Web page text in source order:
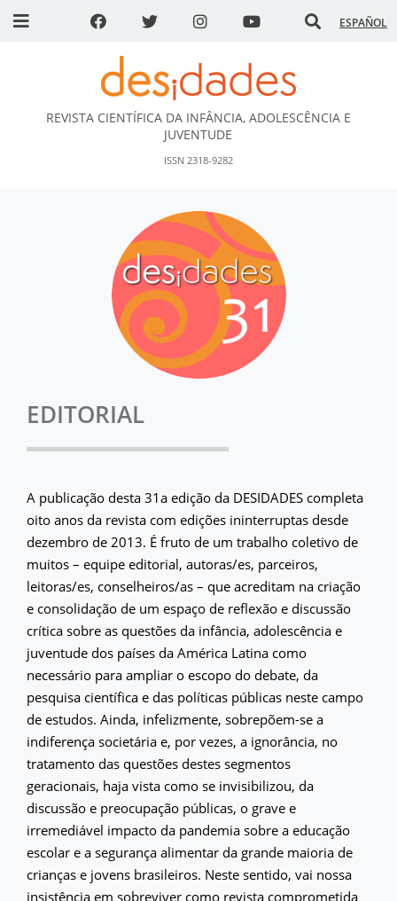
ESPAÑOL
DESidades
REVISTA CIENTÍFICA DA INFÂNCIA, ADOLESCÊNCIA E
JUVENTUDE
ISSN 2318-9282
EDITORIAL
A publicação desta 31a edição da DESIDADES completa
oito anos da revista com edições ininterruptas desde
dezembro de 2013. É fruto de um trabalho coletivo de
muitos – equipe editorial, autoras/es, parceiros,
leitoras/es, conselheiros/as – que acreditam na criação
e consolidação de um espaço de reflexão e discussão
crítica sobre as questões da infância, adolescência e
juventude dos países da América Latina como
necessário para ampliar o escopo do debate, da
pesquisa científica e das políticas públicas neste campo
de estudos. Ainda, infelizmente, sobrepõem-se a
indiferença societária e, por vezes, a ignorância, no
tratamento das questões destes segmentos
geracionais, haja vista como se invisibilizou, da
discussão e preocupação públicas, o grave e
irremediável impacto da pandemia sobre a educação
escolar e a segurança alimentar da grande maioria de
crianças e jovens brasileiros. Neste sentido, vai nossa
insistência em sobreviver como revista comprometida